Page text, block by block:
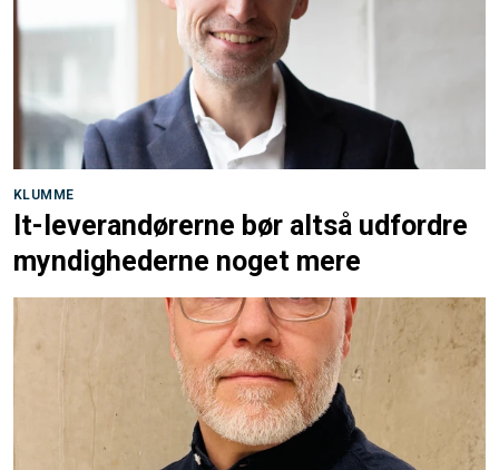
KLUMME
It-leverandørerne bør altså udfordre
myndighederne noget mere